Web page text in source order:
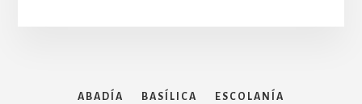
ABADÍA BASÍLICA ESCOLANÍA